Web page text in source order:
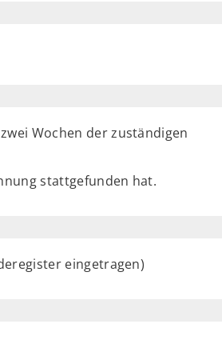
Wochen der zuständigen
stattgefunden hat.
eingetragen)